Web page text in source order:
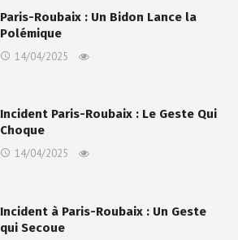
Paris-Roubaix : Un Bidon Lance la
Polémique
14/04/2025
Incident Paris-Roubaix : Le Geste Qui
Choque
14/04/2025
Incident à Paris-Roubaix : Un Geste
qui Secoue